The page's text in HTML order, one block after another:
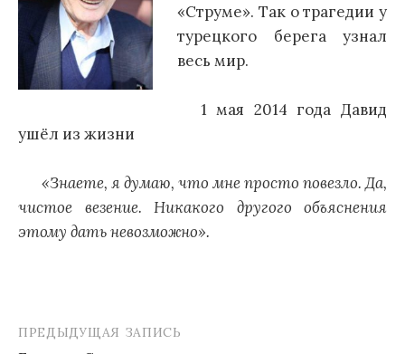
«Струме». Так о трагедии у
турецкого берега узнал
весь мир.
1 мая 2014 года Давид
ушёл из жизни
«Знаете, я думаю, что мне просто повезло. Да,
чистое везение. Никакого другого объяснения
этому дать невозможно».
Навигация
ПРЕДЫДУЩАЯ ЗАПИСЬ